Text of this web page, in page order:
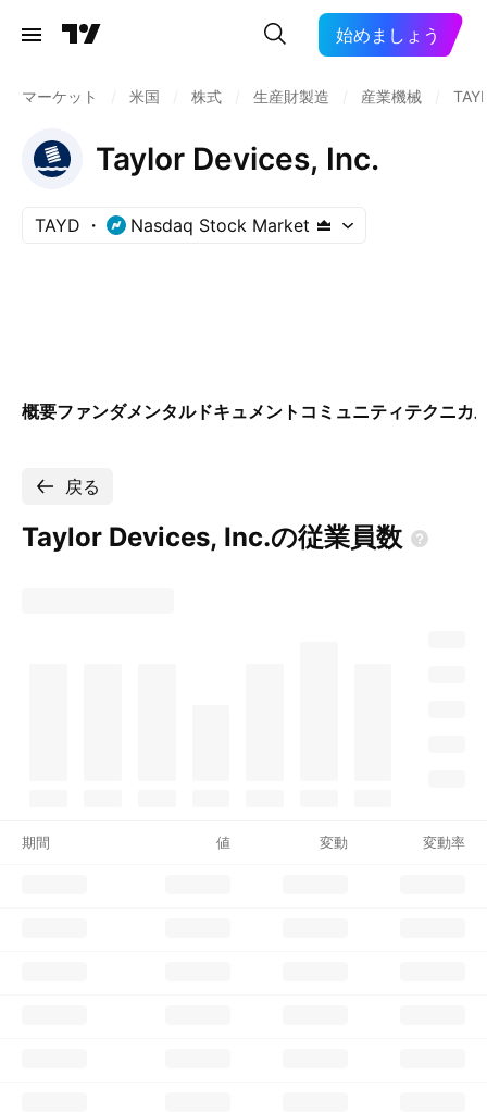
始めましょう
マーケット 米国 株式 生産財製造 産業機械
Taylor Devices, Inc.
TAYD Nasdaq Stock Market
概要ファンダメンタルドキュメント コミュニティテクニカ
戻る
Taylor Devices, Inc.の従業員数
期間 値 変動 変動率